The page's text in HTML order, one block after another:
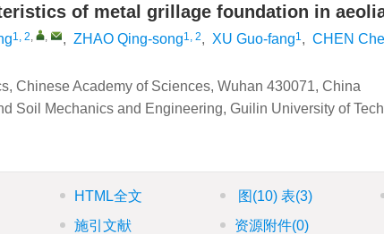
of metal grillage foundation in
1, 2, , , ZHAO Qing-song1, 2, XU Guo-fang1, CHEN
Chinese Academy of Sciences, Wuhan 430071, China
Soil Mechanics and Engineering, Guilin University of
HTML全文 图 (10) 表(3)
施引文献 资源附件(0)